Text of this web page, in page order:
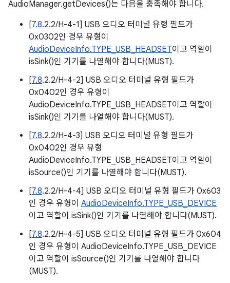
AudioManager.getDevices()는 다음을 충족해야 합니다.
[7.8.2.2/H-4-1] USB 오디오 터미널 유형 필드가
0x0302인 경우 유형이
AudioDeviceInfo.TYPE_USB_HEADSET이고 역할이
isSink()인 기기를 나열해야 합니다(MUST).
[7.8.2.2/H-4-2] USB 오디오 터미널 유형 필드가
0x0402인 경우 유형이
AudioDeviceInfo.TYPE_USB_HEADSET이고 역할이
isSink()인 기기를 나열해야 합니다(MUST).
[7.8.2.2/H-4-3] USB 오디오 터미널 유형 필드가
0x0402인 경우 유형
AudioDeviceInfo.TYPE_USB_HEADSET이고 역할이
isSource()인 기기를 나열해야 합니다(MUST).
[7.8.2.2/H-4-4] USB 오디오 터미널 유형 필드가 0x603
인 경우 유형이 AudioDeviceInfo.TYPE_USB_DEVICE
이고 역할이 isSink()인 기기를 나열해야 합니다(MUST).
[7.8.2.2/H-4-5] USB 오디오 터미널 유형 필드가 0x604
인 경우 유형이 AudioDeviceInfo.TYPE_USB_DEVICE
이고 역할이 isSource()인 기기를 나열해야 합니다
(MUST).